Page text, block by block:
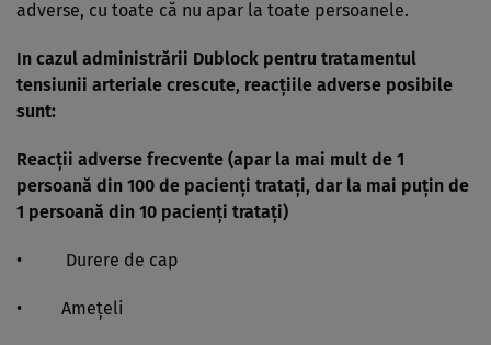
adverse, cu toate că nu apar la toate persoanele.
In cazul administrării Dublock pentru tratamentul
tensiunii arteriale crescute, reacţiile adverse posibile
sunt:
Reacţii adverse frecvente (apar la mai mult de 1
persoană din 100 de pacienţi trataţi, dar la mai puţin de
1 persoană din 10 pacienţi trataţi)
• Durere de cap
• Ameţeli